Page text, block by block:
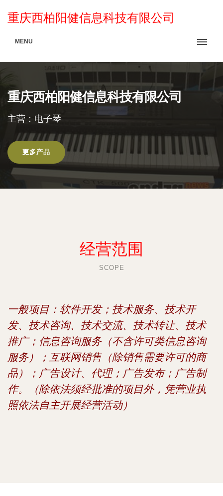
重庆西柏阳健信息科技有限公司
MENU
重庆西柏阳健信息科技有限公司
主营：电子琴
更多产品
经营范围
SCOPE
一般项目：软件开发；技术服务、技术开
发、技术咨询、技术交流、技术转让、技术
推广；信息咨询服务（不含许可类信息咨询
服务）；互联网销售（除销售需要许可的商
品）；广告设计、代理；广告发布；广告制
作。（除依法须经批准的项目外，凭营业执
照依法自主开展经营活动）